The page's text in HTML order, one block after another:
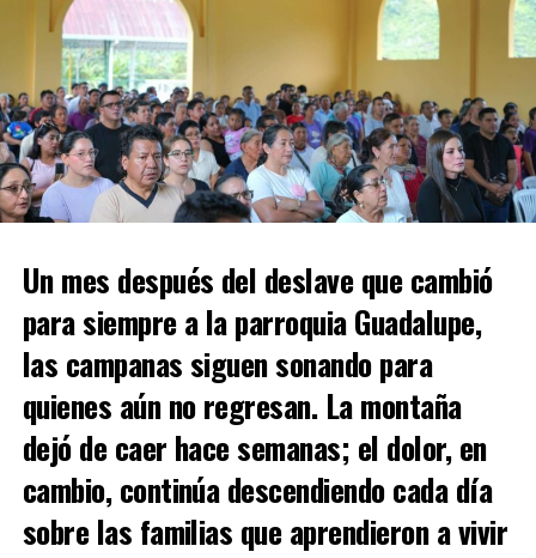
Un mes después del deslave que cambió
para siempre a la parroquia Guadalupe,
las campanas siguen sonando para
quienes aún no regresan. La montaña
dejó de caer hace semanas; el dolor, en
cambio, continúa descendiendo cada día
sobre las familias que aprendieron a vivir